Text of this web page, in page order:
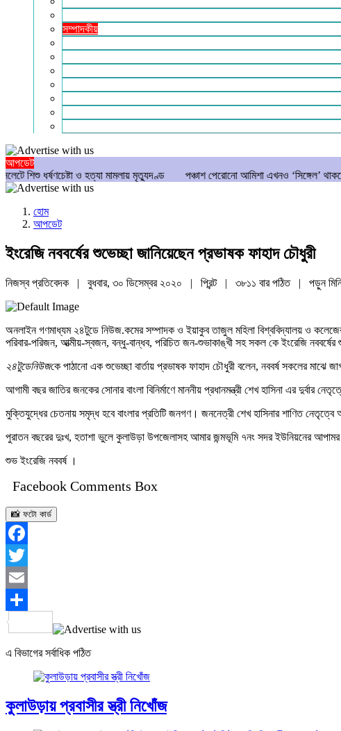
সম্পাদকীয়
আপডেট
ও হত্যা মামলায় মৃত্যুদণ্ড
পঞ্চাশ পেরোনো আমিশা এখনও ‘সিঙ্গেল’ থাকতে চান যে
হোম
আপডেট
ইংরেজি নববর্ষের শুভেচ্ছা জানিয়েছেন প্রভাষক ফাহাদ চৌধুরী
নিজস্ব প্রতিবেদক | বুধবার, ৩০ ডিসেম্বর ২০২০ | প্রিন্ট | ৩৮১১ বার পঠিত | পড়ুন
অনলাইন গণমাধ্যম ২৪টুডে নিউজ.কমের সম্পাদক ও ইয়াকুব তাজুল মহিলা বিশ্ববিদ্যালয় ও
পরিবার-পরিজন, আত্মীয়-স্বজন, বন্ধু-বান্ধব, পরিচিত জন-শুভাকাঙ্খী সহ সকল কে ইংরেজি নববর্ষের
২৪টুডেনিউজকে পাঠানো এক শুভেচ্ছা বার্তায় প্রভাষক ফাহাদ চৌধুরী বলেন, নববর্ষ সকলের
আগামী বছর জাতির জনকের সোনার বাংলা বিনির্মাণে মাননীয় প্রধানমন্ত্রী শেখ হাসিনা এর দুর্বার
মুক্তিযুদ্ধের চেতনায় সমৃদ্ধ হবে বাংলার প্রতিটি জনগণ। জননেত্রী শেখ হাসিনার শাণিত
পুরাতন বছরের দুঃখ, হতাশা ভুলে কুলাউড়া উপজেলাসহ আমার জন্মভূমি ৭নং সদর ইউনিয়নের
শুভ ইংরেজি নববর্ষ ।
Facebook Comments Box
📸 ফটো কার্ড
Facebook
Twitter
Email
Share
এ বিভাগের সর্বাধিক পঠিত
কুলাউড়ায় প্রবাসীর স্ত্রী নিখোঁজ